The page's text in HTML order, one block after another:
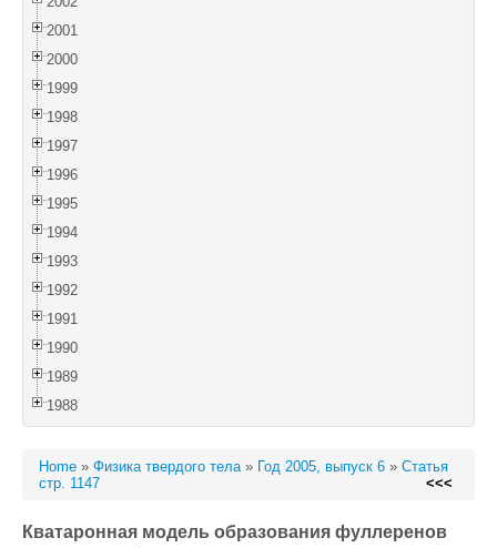
2001
2000
1999
1998
1997
1996
1995
1994
1993
1992
1991
1990
1989
1988
Home » Физика твердого тела» Год 2005, выпуск 6 » Статья
стр. 1147
<<<
Кватаронная модель образования фуллеренов